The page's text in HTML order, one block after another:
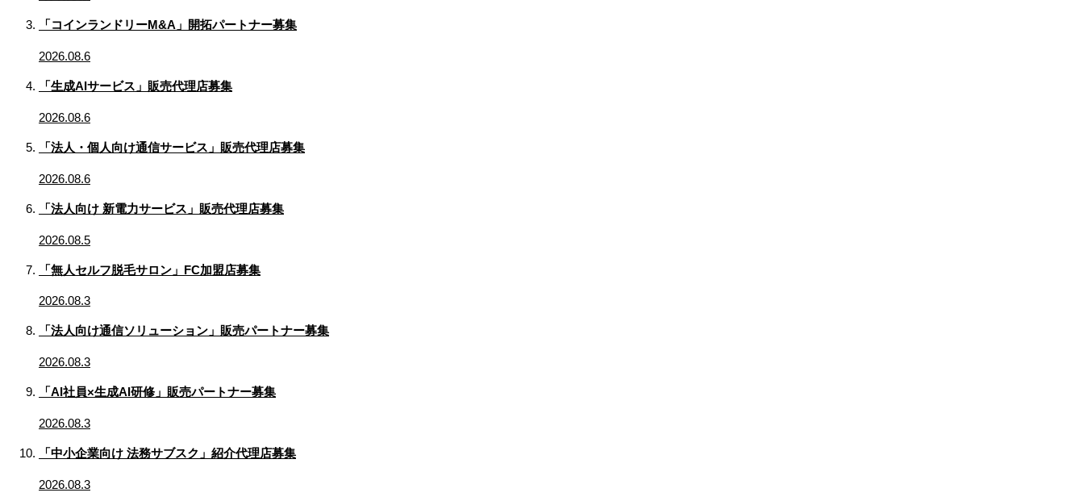
「コインランドリーM&A」開拓パートナー募集
2026.08.6
「生成AIサービス」販売代理店募集
2026.08.6
「法人・個人向け通信サービス」販売代理店募集
2026.08.6
「法人向け 新電力サービス」販売代理店募集
2026.08.5
「無人セルフ脱毛サロン」FC加盟店募集
2026.08.3
「法人向け通信ソリューション」販売パートナー募集
2026.08.3
「AI社員×生成AI研修」販売パートナー募集
2026.08.3
「中小企業向け 法務サブスク」紹介代理店募集
2026.08.3